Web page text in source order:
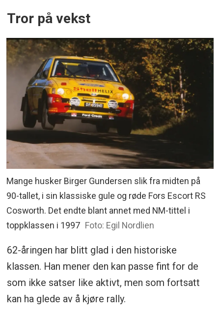
Tror på vekst
Mange husker Birger Gundersen slik fra midten på
90-tallet, i sin klassiske gule og røde Fors Escort RS
Cosworth. Det endte blant annet med NM-tittel i
toppklassen i 1997 Foto: Egil Nordlien
62-åringen har blitt glad i den historiske
klassen. Han mener den kan passe fint for de
som ikke satser like aktivt, men som fortsatt
kan ha glede av å kjøre rally.